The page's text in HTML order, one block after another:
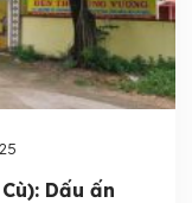
Dấu ấn